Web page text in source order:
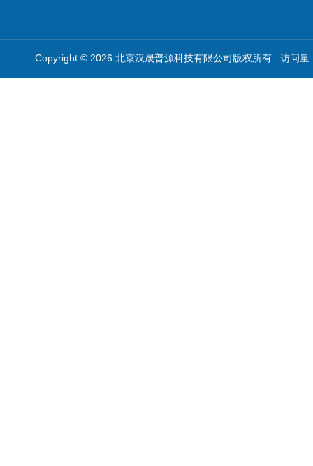
Copyright © 2026 北京汉晟普源科技有限公司版权所有 访问量